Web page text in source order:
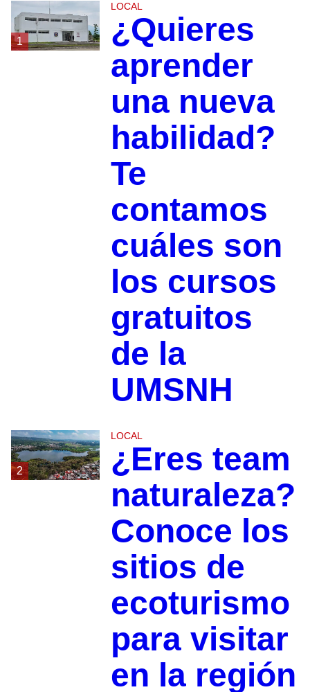
1
LOCAL
¿Quieres
aprender
una nueva
habilidad?
Te
contamos
cuáles son
los cursos
gratuitos
de la
UMSNH
2
LOCAL
¿Eres team
naturaleza?
Conoce los
sitios de
ecoturismo
para visitar
en la región